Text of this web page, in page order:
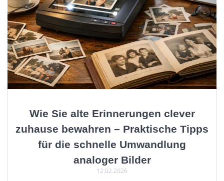
Wie Sie alte Erinnerungen clever
zuhause bewahren – Praktische Tipps
für die schnelle Umwandlung
analoger Bilder
12.02.2026